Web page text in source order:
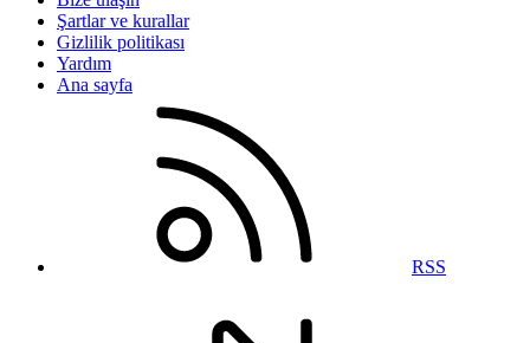
Şartlar ve kurallar
Gizlilik politikası
Yardım
Ana sayfa
RSS